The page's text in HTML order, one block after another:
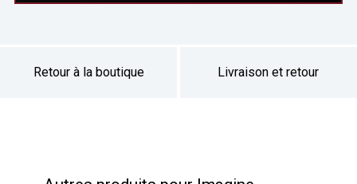
Retour à la boutique Livraison et retour